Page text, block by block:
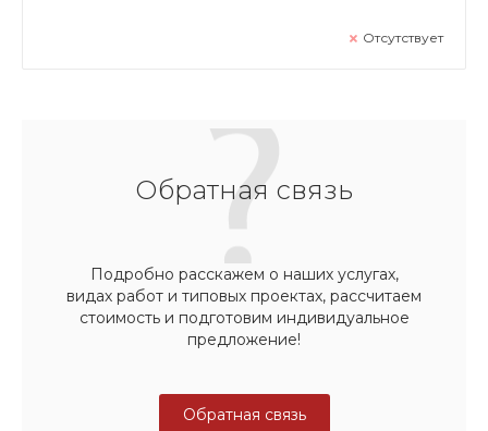
Отсутствует
Обратная связь
Подробно расскажем о наших услугах,
видах работ и типовых проектах, рассчитаем
стоимость и подготовим индивидуальное
предложение!
Обратная связь